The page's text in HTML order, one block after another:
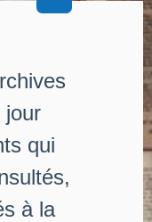
jour
qui
à la